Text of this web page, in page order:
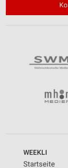
WEEKLI
Startseite